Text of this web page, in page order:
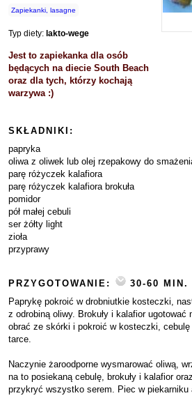
Zapiekanki, lasagne
Typ diety: lakto-wege
Jest to zapiekanka dla osób
będących na diecie South Beach
oraz dla tych, którzy kochają
warzywa :)
SKŁADNIKI:
papryka
oliwa z oliwek lub olej rzepakowy do
parę różyczek kalafiora
parę różyczek kalafiora brokuła
pomidor
pół małej cebuli
ser żółty light
zioła
przyprawy
PRZYGOTOWANIE:
30-60 MIN.
Paprykę pokroić w drobniutkie kosteczki,
z odrobiną oliwy. Brokuły i kalafior ugotować
obrać ze skórki i pokroić w kosteczki,
tarce.
Naczynie żaroodporne wysmarować oliwą,
na to posiekaną cebulę, brokuły i kalafior
przykryć wszystko serem. Piec w piekarniku